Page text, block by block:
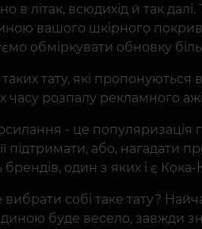
в літак, всюдихід й так
вашого шкірного
обміркувати обновку
таких тату, які
часу розпалу рекламного
- це популяризація
підтримати, або, нагадати
брендів, один з яких і є Кока-
собі таке тату?
буде весело, завжди